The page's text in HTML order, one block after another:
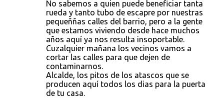
No sabemos a quien puede beneficiar tanta
rueda y tanto tubo de escapre por nuestras
pequeññas calles del barrio, pero a la gente
que estamos viviendo desde hace muchos
años aquí ya nos resulta insoportable.
Cuzalquier mañana los vecinos vamos a
cortar las calles para que dejen de
contaminarnos.
Alcalde, los pitos de los atascos que se
producen aquí todos los dias para la puerta
de tu casa.